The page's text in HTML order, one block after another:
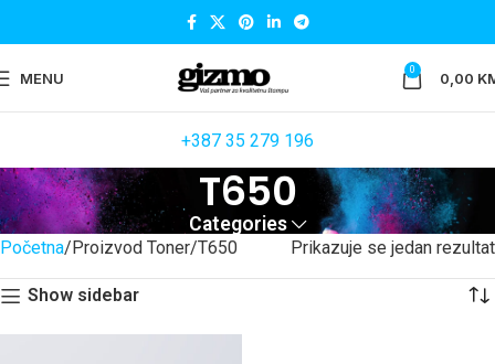
MENU 0 0,00
+387 35 279 196
T650
Categories
Početna Proizvod Toner T650 Prikazuje se jedan rezultat
Show sidebar